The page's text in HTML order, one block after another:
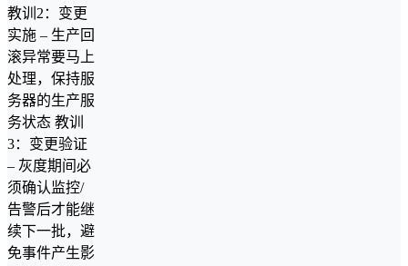
教训2：变更
实施 – 生产回
滚异常要马上
处理，保持服
务器的生产服
务状态 教训
3：变更验证
– 灰度期间必
须确认监控/
告警后才能继
续下一批，避
免事件产生影